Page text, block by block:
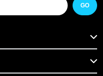
GO